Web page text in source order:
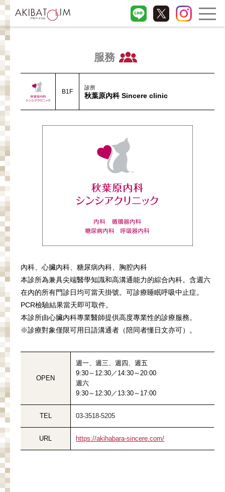
服務
B1F
診所
秋葉原內科 Sincere clinic
內科、心臟內科、糖尿病內科、胸腔內科
本診所為兼具尖端醫學知識和高溝通能力的綜合內科。含週六
在內的所有門診日均可當天掛號。可診療睡眠呼吸中止症。
PCR檢驗結果當天即可取件。
本診所由心臟內科專業醫師提供高度專業性的診療服務。
※診療對象僅限可用日語溝通者（陪同者懂日文亦可）。
OPEN
週一、週三、週四、週五
9:30～12:30／14:30～20:00
週六
9:30～12:30／13:30～17:00
TEL 03-3518-5205
URL https://akihabara-sincere.com/